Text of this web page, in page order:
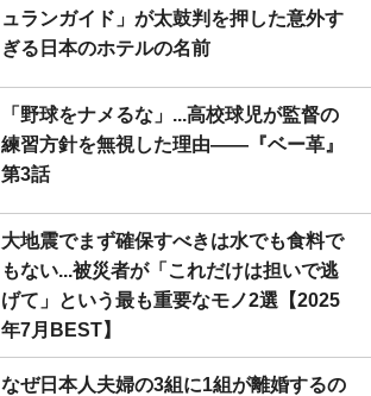
ュランガイド」が太鼓判を押した意外す
ぎる日本のホテルの名前
「野球をナメるな」...高校球児が監督の
練習方針を無視した理由――『ベー革』
第3話
大地震でまず確保すべきは水でも食料で
もない...被災者が「これだけは担いで逃
げて」という最も重要なモノ2選【2025
年7月BEST】
なぜ日本人夫婦の3組に1組が離婚するの